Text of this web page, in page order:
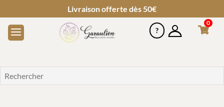
Livraison offerte dès 50€
0